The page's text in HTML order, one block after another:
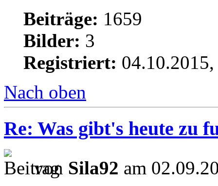
Beiträge: 1659
Bilder: 3
Registriert:
Nach oben
Re: Was gibt's heute zu
von Sila92 am